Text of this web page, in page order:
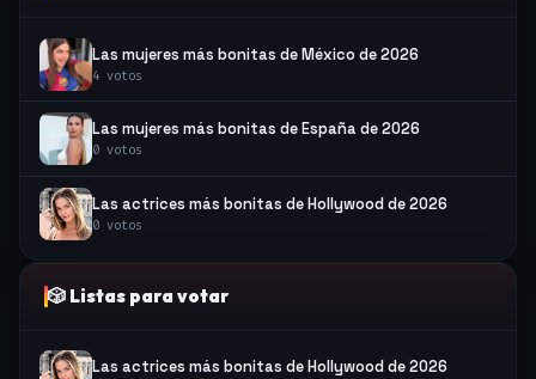
Las mujeres más bonitas de México de 2026
4 votos
Las mujeres más bonitas de España de 2026
0 votos
Las actrices más bonitas de Hollywood de 2026
0 votos
🎲 Listas para votar
Las actrices más bonitas de Hollywood de 2026